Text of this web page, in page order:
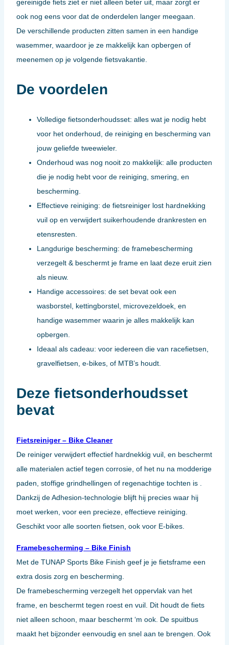
gereinigde fiets ziet er niet alleen beter uit, maar zorgt er
ook nog eens voor dat de onderdelen langer meegaan.
De verschillende producten zitten samen in een handige
wasemmer, waardoor je ze makkelijk kan opbergen of
meenemen op je volgende fietsvakantie.
De voordelen
Volledige fietsonderhoudsset: alles wat je nodig hebt
voor het onderhoud, de reiniging en bescherming van
jouw geliefde tweewieler.
Onderhoud was nog nooit zo makkelijk: alle producten
die je nodig hebt voor de reiniging, smering, en
bescherming.
Effectieve reiniging: de fietsreiniger lost hardnekking
vuil op en verwijdert suikerhoudende drankresten en
etensresten.
Langdurige bescherming: de framebescherming
verzegelt & beschermt je frame en laat deze eruit zien
als nieuw.
Handige accessoires: de set bevat ook een
wasborstel, kettingborstel, microvezeldoek, en
handige wasemmer waarin je alles makkelijk kan
opbergen.
Ideaal als cadeau: voor iedereen die van racefietsen,
gravelfietsen, e-bikes, of MTB’s houdt.
Deze fietsonderhoudsset
bevat
Fietsreiniger – Bike Cleaner
De reiniger verwijdert effectief hardnekkig vuil, en beschermt
alle materialen actief tegen corrosie, of het nu na modderige
paden, stoffige grindhellingen of regenachtige tochten is .
Dankzij de Adhesion-technologie blijft hij precies waar hij
moet werken, voor een precieze, effectieve reiniging.
Geschikt voor alle soorten fietsen, ook voor E-bikes.
Framebescherming – Bike Finish
Met de TUNAP Sports Bike Finish geef je je fietsframe een
extra dosis zorg en bescherming.
De framebescherming verzegelt het oppervlak van het
frame, en beschermt tegen roest en vuil. Dit houdt de fiets
niet alleen schoon, maar beschermt ‘m ook. De spuitbus
maakt het bijzonder eenvoudig en snel aan te brengen. Ook